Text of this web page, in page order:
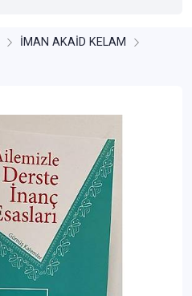
İMAN AKAİD KELAM